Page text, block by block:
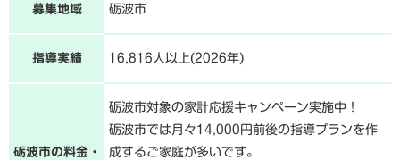
募集地域 砺波市
指導実績 16,816人以上(2026年)
砺波市の料金・
砺波市対象の家計応援キャンペーン実施中！
砺波市では月々14,000円前後の指導プランを作
成するご家庭が多いです。